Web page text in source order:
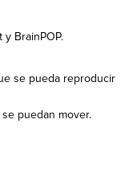
BrainPOP.
se pueda reproducir
puedan mover.